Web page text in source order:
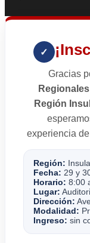
✓
Gracias
Región
experiencia
Región:
Fecha: 29 y
Horario: 8:00
Lugar:
Dirección:
Modalidad:
Ingreso: sin